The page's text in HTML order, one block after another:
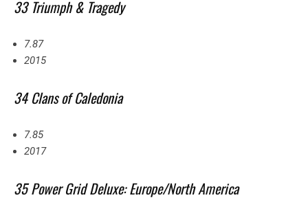
33 Triumph & Tragedy
7.87
2015
34 Clans of Caledonia
7.85
2017
35 Power Grid Deluxe: Europe/North America